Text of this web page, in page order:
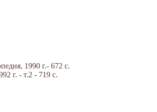
1990 г.- 672 с.
г. - т.2 - 719 с.